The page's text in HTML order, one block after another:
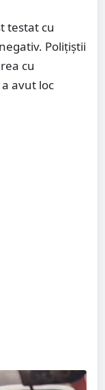
testat cu
Polițiștii
cu
avut loc